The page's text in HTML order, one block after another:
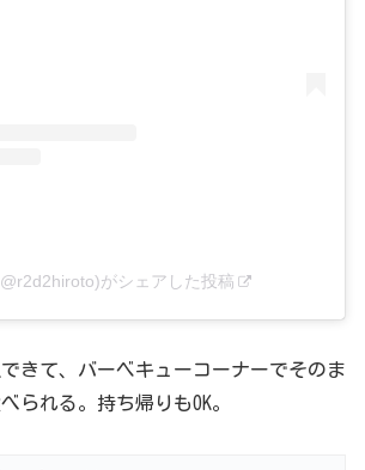
がシェアした投稿
きて、バーベキューコーナーでそのま
られる。持ち帰りもOK。